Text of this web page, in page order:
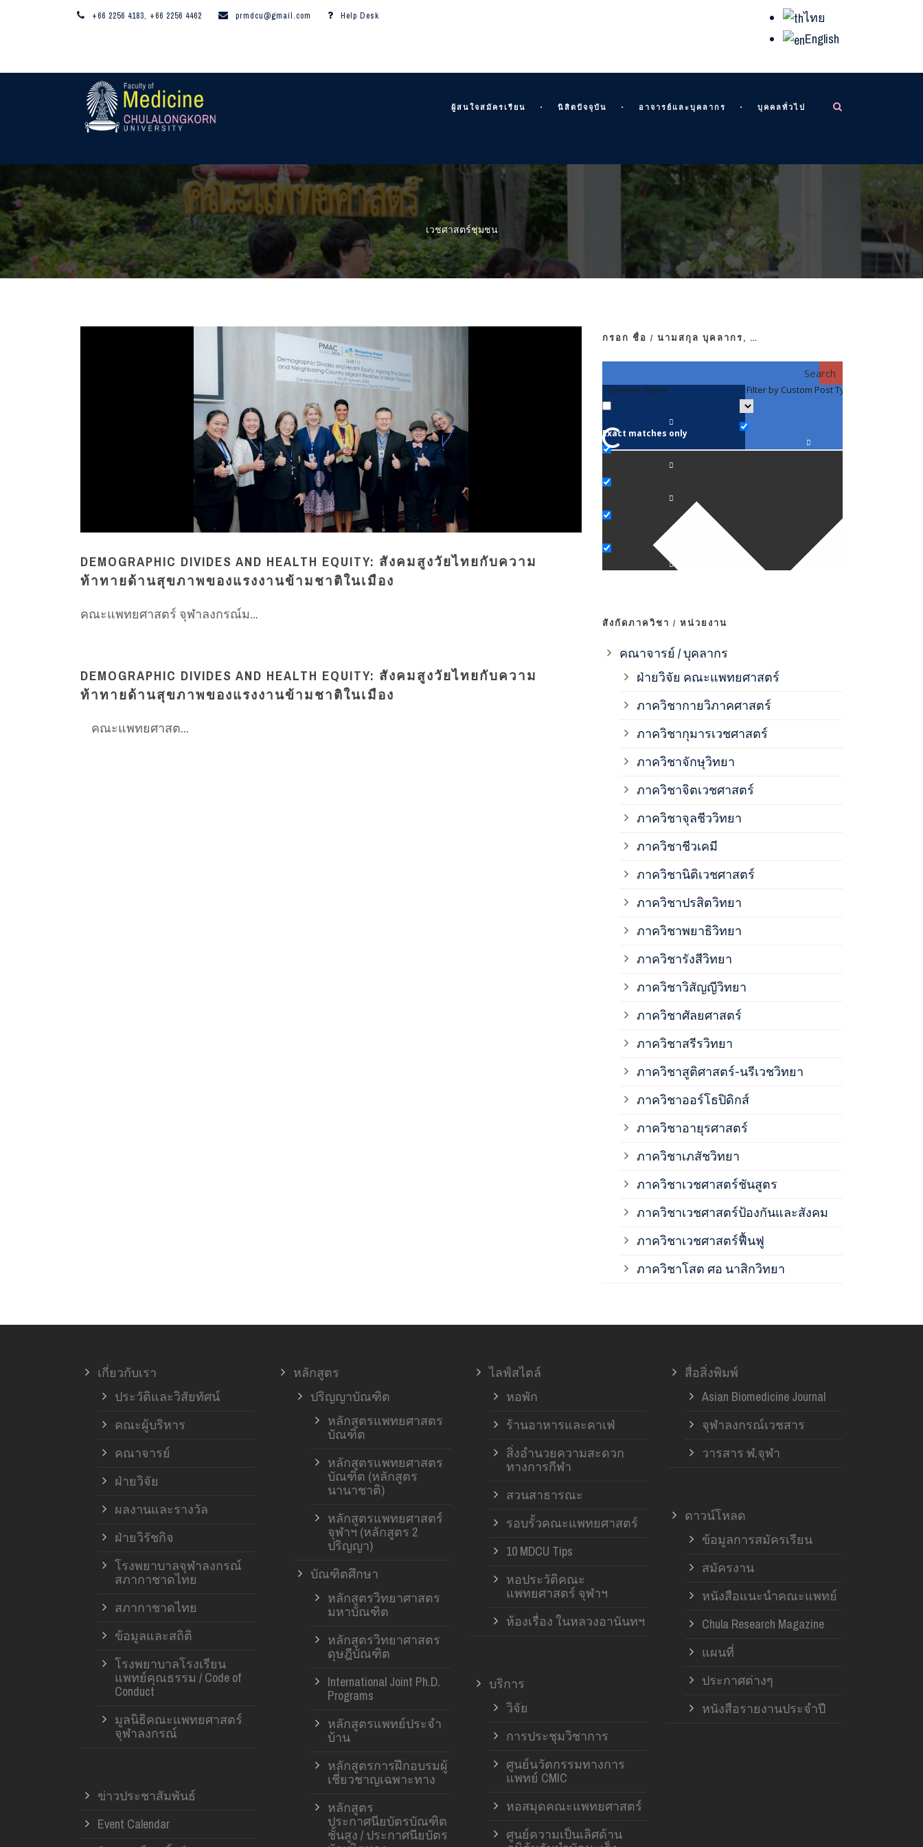
+66 2256 4183, +66 2256 4462 prmdcu@gmail.com Help Desk
ไทย
English
ผู้สนใจสมัครเรียน นิสิตปัจจุบัน อาจารย์และบุคลากร บุคคลทั่วไป
เวชศาสตร์ชุมชน
DEMOGRAPHIC DIVIDES AND HEALTH EQUITY: สังคมสูงวัยไทยกับความ
ท้าทายด้านสุขภาพของแรงงานข้ามชาติในเมือง
คณะแพทยศาสตร์ จุฬาลงกรณ์ม...
DEMOGRAPHIC DIVIDES AND HEALTH EQUITY: สังคมสูงวัยไทยกับความ
ท้าทายด้านสุขภาพของแรงงานข้ามชาติในเมือง
คณะแพทยศาสต...
กรอก ชื่อ / นามสกุล บุคลากร, …
Search
Generic filters
Exact matches only
Filter by Custom Post Type
สังกัดภาควิชา / หน่วยงาน
คณาจารย์ / บุคลากร
ฝ่ายวิจัย คณะแพทยศาสตร์
ภาควิชากายวิภาคศาสตร์
ภาควิชากุมารเวชศาสตร์
ภาควิชาจักษุวิทยา
ภาควิชาจิตเวชศาสตร์
ภาควิชาจุลชีววิทยา
ภาควิชาชีวเคมี
ภาควิชานิติเวชศาสตร์
ภาควิชาปรสิตวิทยา
ภาควิชาพยาธิวิทยา
ภาควิชารังสีวิทยา
ภาควิชาวิสัญญีวิทยา
ภาควิชาศัลยศาสตร์
ภาควิชาสรีรวิทยา
ภาควิชาสูติศาสตร์-นรีเวชวิทยา
ภาควิชาออร์โธปิดิกส์
ภาควิชาอายุรศาสตร์
ภาควิชาเภสัชวิทยา
ภาควิชาเวชศาสตร์ชันสูตร
ภาควิชาเวชศาสตร์ป้องกันและสังคม
ภาควิชาเวชศาสตร์ฟื้นฟู
ภาควิชาโสต ศอ นาสิกวิทยา
เกี่ยวกับเรา
ประวัติและวิสัยทัศน์
คณะผู้บริหาร
คณาจารย์
ฝ่ายวิจัย
ผลงานและรางวัล
ฝ่ายวิรัชกิจ
โรงพยาบาลจุฬาลงกรณ์
สภากาชาดไทย
สภากาชาดไทย
ข้อมูลและสถิติ
โรงพยาบาลโรงเรียน
แพทย์คุณธรรม / Code of
Conduct
มูลนิธิคณะแพทยศาสตร์
จุฬาลงกรณ์
ข่าวประชาสัมพันธ์
Event Calendar
หลักสูตร
ปริญญาบัณฑิต
หลักสูตรแพทยศาสตร
บัณฑิต
หลักสูตรแพทยศาสตร
บัณฑิต (หลักสูตร
นานาชาติ)
หลักสูตรแพทยศาสตร์
จุฬาฯ (หลักสูตร 2
ปริญญา)
บัณฑิตศึกษา
หลักสูตรวิทยาศาสตร
มหาบัณฑิต
หลักสูตรวิทยาศาสตร
ดุษฎีบัณฑิต
International Joint Ph.D.
Programs
หลักสูตรแพทย์ประจำ
บ้าน
หลักสูตรการฝึกอบรมผู้
เชี่ยวชาญเฉพาะทาง
หลักสูตร
ประกาศนียบัตรบัณฑิต
ชั้นสูง / ประกาศนียบัตร
ไลฟ์สไตล์
หอพัก
ร้านอาหารและคาเฟ่
สิ่งอำนวยความสะดวก
ทางการกีฬา
สวนสาธารณะ
รอบรั้วคณะแพทยศาสตร์
10 MDCU Tips
หอประวัติคณะ
แพทยศาสตร์ จุฬาฯ
ห้องเรื่อง ในหลวงอานันทฯ
บริการ
วิจัย
การประชุมวิชาการ
ศูนย์นวัตกรรมทางการ
แพทย์ CMIC
หอสมุดคณะแพทยศาสตร์
ศูนย์ความเป็นเลิศด้าน
สื่อสิ่งพิมพ์
Asian Biomedicine Journal
จุฬาลงกรณ์เวชสาร
วารสาร ฬ.จุฬา
ดาวน์โหลด
ข้อมูลการสมัครเรียน
สมัครงาน
หนังสือแนะนำคณะแพทย์
Chula Research Magazine
แผนที่
ประกาศต่างๆ
หนังสือรายงานประจำปี